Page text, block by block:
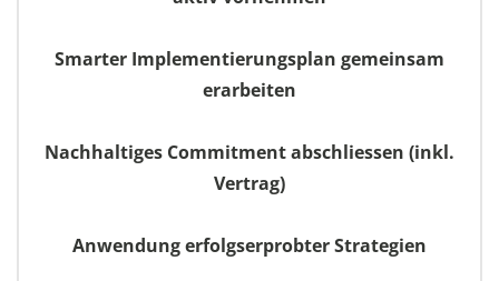
Smarter Implementierungsplan gemeinsam
erarbeiten
Nachhaltiges Commitment abschliessen (inkl.
Vertrag)
Anwendung erfolgserprobter Strategien